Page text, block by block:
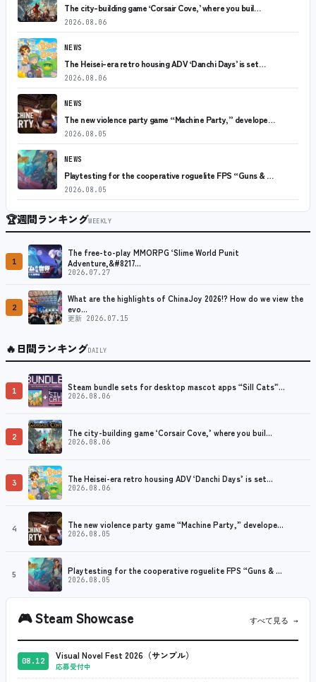
The city-building game ‘Corsair Cove,’ where you buil…
2026.08.06
NEWS
The Heisei-era retro housing ADV ‘Danchi Days’ is set…
2026.08.06
NEWS
The new violence party game “Machine Party,” develope…
2026.08.05
NEWS
Playtesting for the cooperative roguelite FPS “Guns & …
2026.08.05
🏆週間ランキングWEEKLY
1
The free-to-play MMORPG ‘Slime World Punit
Adventure,&#8217…
2026.07.27
2
What are the highlights of ChinaJoy 2026!? How do we view the
evo…
更新 2026.07.15
🔥日間ランキングDAILY
1 Steam bundle sets for desktop mascot apps “Sill Cats”…
2026.08.06
2 The city-building game ‘Corsair Cove,’ where you buil…
2026.08.06
3 The Heisei-era retro housing ADV ‘Danchi Days’ is set…
2026.08.06
4 The new violence party game “Machine Party,” develope…
2026.08.05
5 Playtesting for the cooperative roguelite FPS “Guns & …
2026.08.05
🎮Steam Showcase すべて見る →
08.12 Visual Novel Fest 2026（サンプル）
応募受付中